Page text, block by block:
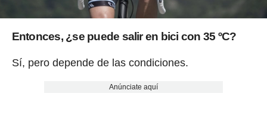
Entonces,¿se puede salir en bici con 35 ºC?
Sí, pero depende de las condiciones.
Anúnciate aquí